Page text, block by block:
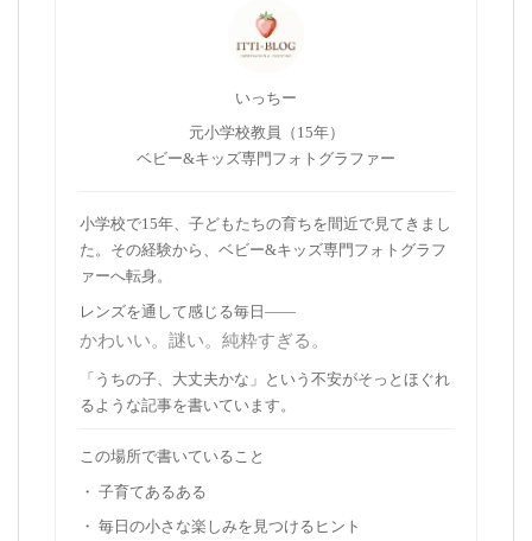
いっちー
元小学校教員（15年）
ベビー&キッズ専門フォトグラファー
小学校で15年、子どもたちの育ちを間近で見てきまし
た。その経験から、ベビー&キッズ専門フォトグラフ
ァーへ転身。
レンズを通して感じる毎日——
かわいい。謎い。純粋すぎる。
「うちの子、大丈夫かな」という不安がそっとほぐれ
るような記事を書いています。
この場所で書いていること
・ 子育てあるある
・ 毎日の小さな楽しみを見つけるヒント